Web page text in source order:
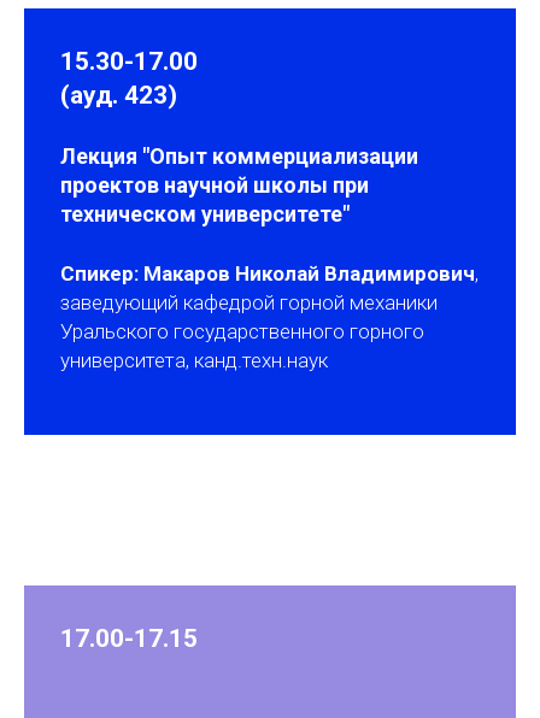
15.30-17.00
(ауд. 423)
Лекция "Опыт коммерциализации
проектов научной школы при
техническом университете"
Спикер: Макаров Николай Владимирович,
заведующий кафедрой горной механики
Уральского государственного горного
университета, канд.техн.наук
17.00-17.15